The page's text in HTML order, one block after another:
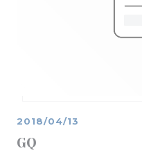
GQ
2018/04/13